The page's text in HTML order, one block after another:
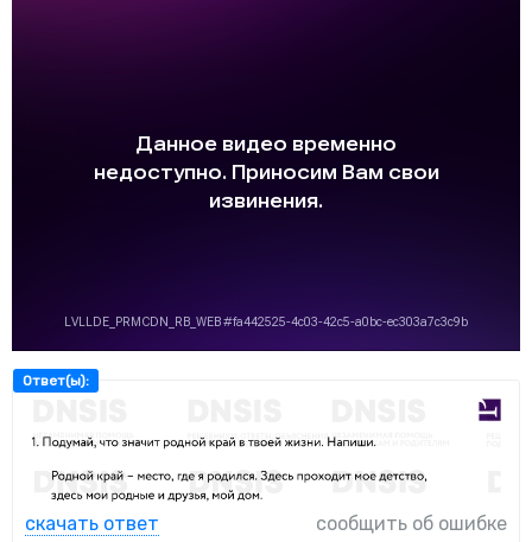
Ответ(ы):
скачать ответ сообщить об ошибке